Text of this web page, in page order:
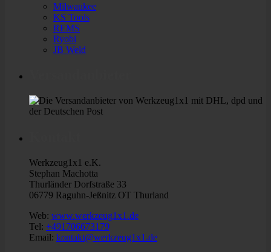
Milwaukee
KS Tools
REMS
Ryobi
JB Weld
Werkzeug1x1 e.K.
Stephan Machotta
Thurländer Dorfstraße 33
06779 Raguhn-Jeßnitz OT Thurland
Web: www.werkzeug1x1.de
Tel: +491706673179
Email: kontakt@werkzeug1x1.de